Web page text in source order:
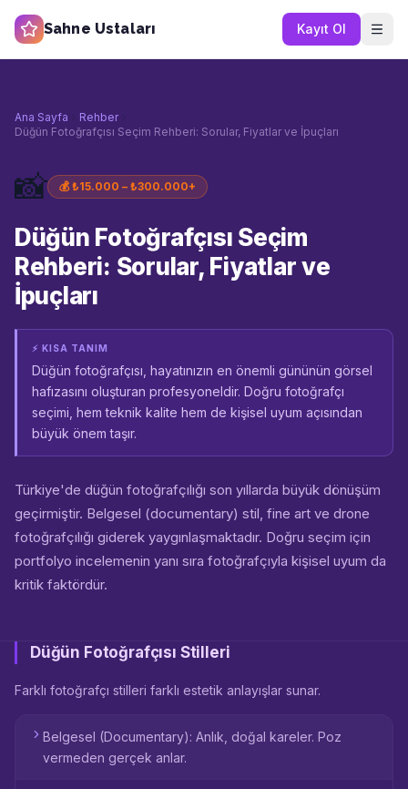
Sahne Ustaları Kayıt Ol
Ana Sayfa
Rehber
Düğün Fotoğrafçısı Seçim Rehberi: Sorular, Fiyatlar ve İpuçları
📸 💰₺15.000 – ₺300.000+
Düğün Fotoğrafçısı Seçim
Rehberi: Sorular, Fiyatlar ve
İpuçları
⚡ KISA TANIM
Düğün fotoğrafçısı, hayatınızın en önemli gününün görsel
hafızasını oluşturan profesyoneldir. Doğru fotoğrafçı
seçimi, hem teknik kalite hem de kişisel uyum açısından
büyük önem taşır.
Türkiye'de düğün fotoğrafçılığı son yıllarda büyük dönüşüm
geçirmiştir. Belgesel (documentary) stil, fine art ve drone
fotoğrafçılığı giderek yaygınlaşmaktadır. Doğru seçim için
portfolyo incelemenin yanı sıra fotoğrafçıyla kişisel uyum da
kritik faktördür.
Düğün Fotoğrafçısı Stilleri
Farklı fotoğrafçı stilleri farklı estetik anlayışlar sunar.
Belgesel (Documentary): Anlık, doğal kareler. Poz
vermeden gerçek anlar.